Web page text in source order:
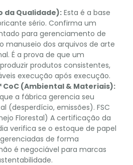
da Qualidade):Esta é a base
sério. Confirma um
para gerenciamento de
manuseio dos arquivos de arte
É a prova de que um
produtos consistentes,
​​execução após execução.
CoC (Ambiental & Materiais):
a fábrica gerencia seu
(desperdício, emissões). FSC
Florestal) A certificação da
verifica se o estoque de papel
de forma
é negociável para marcas